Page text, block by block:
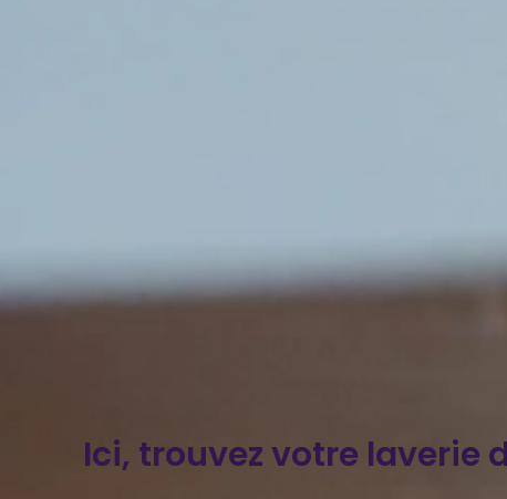
Ici, trouvez votre laverie